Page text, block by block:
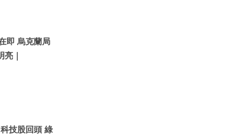
即 烏克蘭局
｜
技股回頭 綠